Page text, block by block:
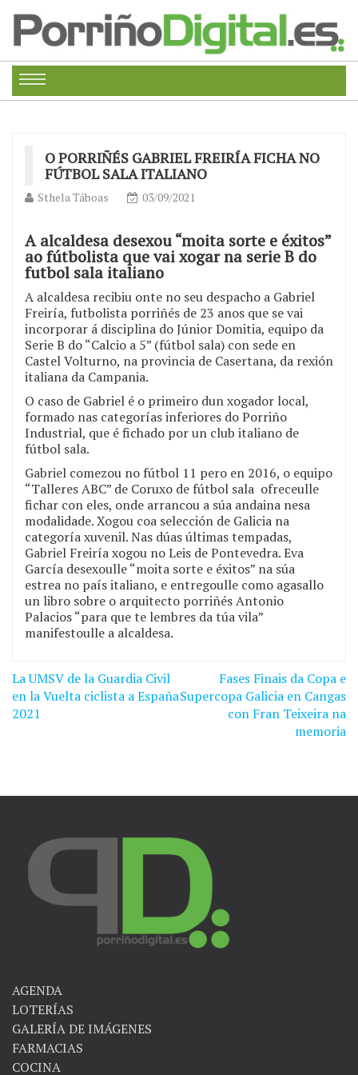
O PORRIÑÉS GABRIEL FREIRÍA FICHA NO
FÚTBOL SALA ITALIANO
Sthela Táboas 03/09/2021
A alcaldesa desexou “moita sorte e éxitos”
ao fútbolista que vai xogar na serie B do
futbol sala italiano
A alcaldesa recibiu onte no seu despacho a Gabriel
Freiría, futbolista porriñés de 23 anos que se vai
incorporar á disciplina do Júnior Domitia, equipo da
Serie B do “Calcio a 5” (fútbol sala) con sede en
Castel Volturno, na provincia de Casertana, da rexión
italiana da Campania.
O caso de Gabriel é o primeiro dun xogador local,
formado nas categorías inferiores do Porriño
Industrial, que é fichado por un club italiano de
fútbol sala.
Gabriel comezou no fútbol 11 pero en 2016, o equipo
“Talleres ABC” de Coruxo de fútbol sala ofreceulle
fichar con eles, onde arrancou a súa andaina nesa
modalidade. Xogou coa selección de Galicia na
categoría xuvenil. Nas dúas últimas tempadas,
Gabriel Freiría xogou no Leis de Pontevedra. Eva
García desexoulle “moita sorte e éxitos” na súa
estrea no país italiano, e entregoulle como agasallo
un libro sobre o arquitecto porriñés Antonio
Palacios “para que te lembres da túa vila”
manifestoulle a alcaldesa.
Navegación
de
La UMSV de la Guardia Civil
en la Vuelta ciclista a España
2021
Fases Finais da Copa e
Supercopa Galicia en Cangas
con Fran Teixeira na
memoria
AGENDA
LOTERÍAS
GALERÍA DE IMÁGENES
FARMACIAS
COCINA